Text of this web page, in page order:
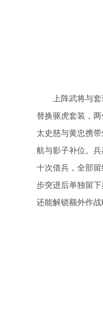
上阵武将与
替换驱虎套装，
太史慈与黄忠携
航与影子补位。
十次借兵，全部
步突进后单独留
还能解锁额外作战